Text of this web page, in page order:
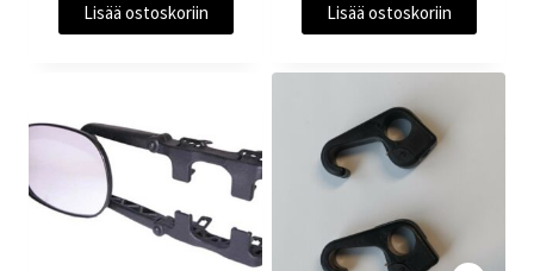
Lisää ostoskoriin Lisää ostoskoriin